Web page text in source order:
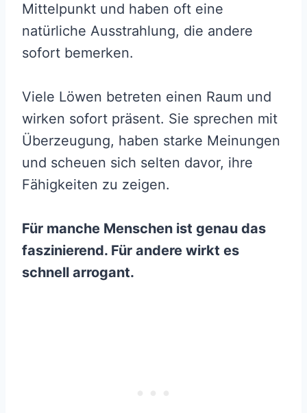
Mittelpunkt und haben oft eine
natürliche Ausstrahlung, die andere
sofort bemerken.
Viele Löwen betreten einen Raum und
wirken sofort präsent. Sie sprechen mit
Überzeugung, haben starke Meinungen
und scheuen sich selten davor, ihre
Fähigkeiten zu zeigen.
Für manche Menschen ist genau das
faszinierend. Für andere wirkt es
schnell arrogant.